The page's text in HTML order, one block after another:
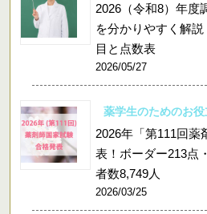
2026（令和8）年度
を分かりやすく解
目と点数表
2026/05/27
薬学生のためのお
2026年「第111回薬
表！ボーダー213点
者数8,749人
2026/03/25